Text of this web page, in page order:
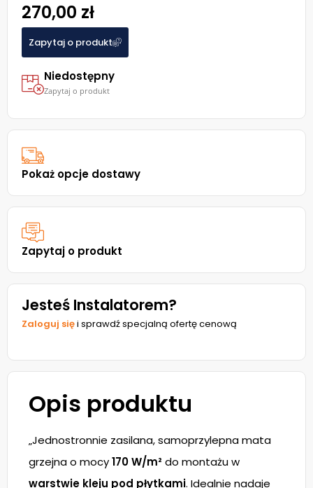
270,00 zł
Zapytaj o produkt
Niedostępny
Zapytaj o produkt
Pokaż opcje dostawy
Zapytaj o produkt
Jesteś Instalatorem?
Zaloguj sięi sprawdź specjalną ofertę cenową
Opis produktu
„Jednostronnie zasilana, samoprzylepna mata
grzejna o mocy170 W/m² do montażu w
warstwie kleju pod płytkami. Idealnie nadaje